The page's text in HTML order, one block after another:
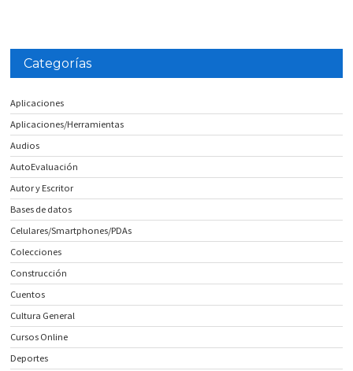
Categorías
Aplicaciones
Aplicaciones/Herramientas
Audios
AutoEvaluación
Autor y Escritor
Bases de datos
Celulares/Smartphones/PDAs
Colecciones
Construcción
Cuentos
Cultura General
Cursos Online
Deportes